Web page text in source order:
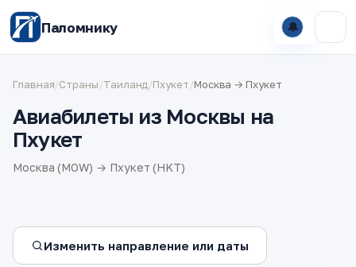
Паломнику 🔔
Главная/Страны/Таиланд/Пхукет/Москва → Пхукет
Авиабилеты из Москвы на
Пхукет
Москва (MOW) → Пхукет (HKT)
Изменить направление или даты